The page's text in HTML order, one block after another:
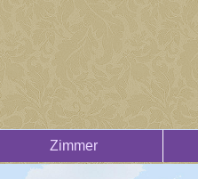
Zimmer